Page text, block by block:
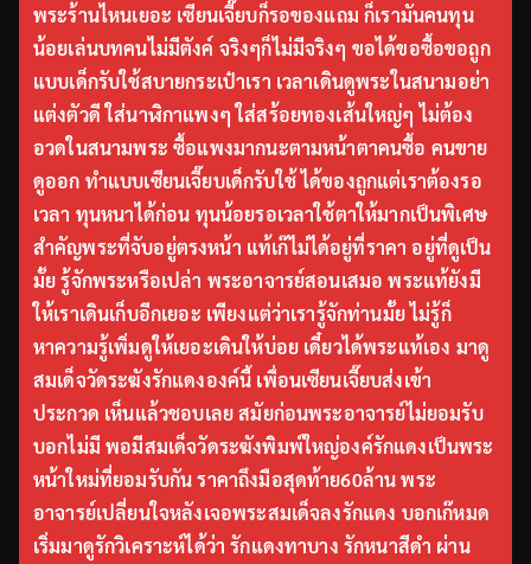
พระร้านไหนเยอะ เซียนเจี๊ยบก็รอของแถม ก็เรามันคนทุน
น้อยเล่นบทคนไม่มีตังค์ จริงๆก็ไม่มีจริงๆ ขอได้ขอซื้อขอถูก
แบบเด็กรับใช้สบายกระเป๋าเรา เวลาเดินดูพระในสนามอย่า
แต่งตัวดี ใส่นาฬิกาแพงๆ ใส่สร้อยทองเส้นใหญ่ๆ ไม่ต้อง
อวดในสนามพระ ซื้อแพงมากนะตามหน้าตาคนซื้อ คนขาย
ดูออก ทำแบบเซียนเจี๊ยบเด็กรับใช้ ได้ของถูกแต่เราต้องรอ
เวลา ทุนหนาได้ก่อน ทุนน้อยรอเวลาใช้ตาให้มากเป็นพิเศษ
สำคัญพระที่จับอยู่ตรงหน้า แท้เก๊ไม่ได้อยู่ที่ราคา อยู่ที่ดูเป็น
มั้ย รู้จักพระหรือเปล่า พระอาจารย์สอนเสมอ พระแท้ยังมี
ให้เราเดินเก็บอีกเยอะ เพียงแต่ว่าเรารู้จักท่านมั้ย ไม่รู้ก็
หาความรู้เพิ่มดูให้เยอะเดินให้บ่อย เดี๋ยวได้พระแท้เอง มาดู
สมเด็จวัดระฆังรักแดงองค์นี้ เพื่อนเซียนเจี๊ยบส่งเข้า
ประกวด เห็นแล้วชอบเลย สมัยก่อนพระอาจารย์ไม่ยอมรับ
บอกไม่มี พอมีสมเด็จวัดระฆังพิมพ์ใหญ่องค์รักแดงเป็นพระ
หน้าใหม่ที่ยอมรับกัน ราคาถึงมือสุดท้าย60ล้าน พระ
อาจารย์เปลี่ยนใจหลังเจอพระสมเด็จลงรักแดง บอกเก๊หมด
เริ่มมาดูรักวิเคราะห์ได้ว่า รักแดงทาบาง รักหนาสีดำ ผ่าน